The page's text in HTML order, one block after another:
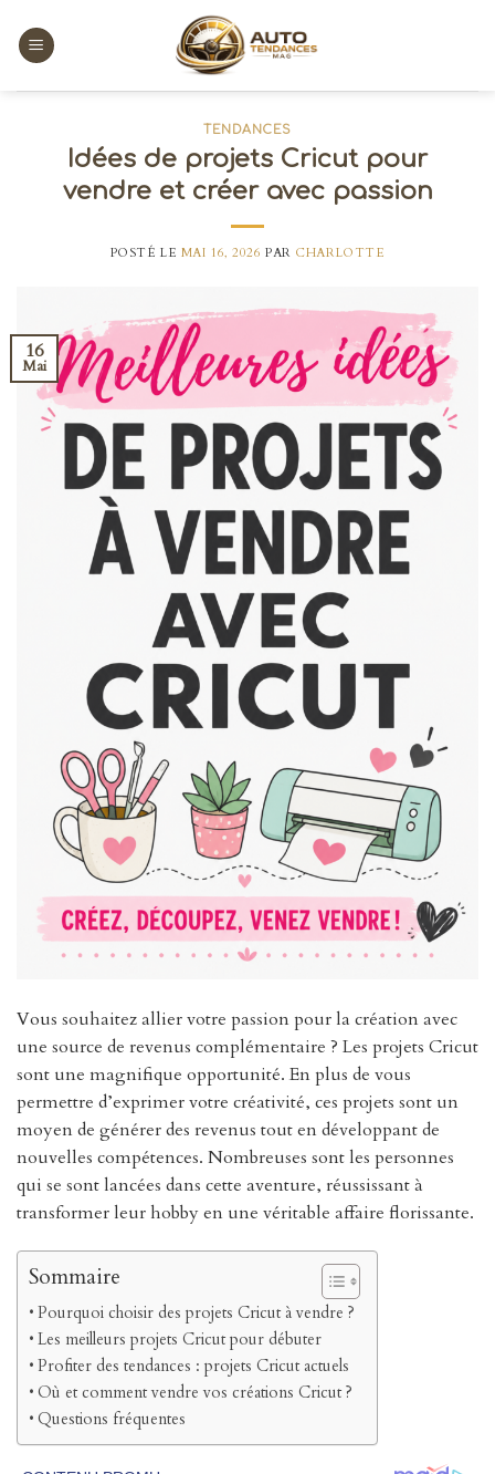
content
TENDANCES
Idées de projets Cricut pour
vendre et créer avec passion
POSTÉ LE MAI 16, 2026 PAR CHARLOTTE
16
Mai
Vous souhaitez allier votre passion pour la création avec
une source de revenus complémentaire ? Les projets Cricut
sont une magnifique opportunité. En plus de vous
permettre d’exprimer votre créativité, ces projets sont un
moyen de générer des revenus tout en développant de
nouvelles compétences. Nombreuses sont les personnes
qui se sont lancées dans cette aventure, réussissant à
transformer leur hobby en une véritable affaire florissante.
Sommaire
Pourquoi choisir des projets Cricut à vendre ?
Les meilleurs projets Cricut pour débuter
Profiter des tendances : projets Cricut actuels
Où et comment vendre vos créations Cricut ?
Questions fréquentes